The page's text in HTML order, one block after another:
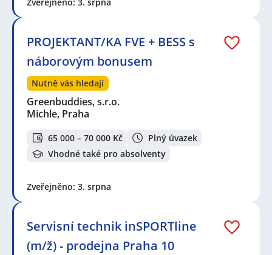
PROJEKTANT/KA FVE + BESS s
náborovým bonusem
Nutně vás hledají
Greenbuddies, s.r.o.
Michle, Praha
65 000 – 70 000 Kč
Plný úvazek
Vhodné také pro absolventy
Zveřejněno: 3. srpna
Servisní technik inSPORTline
(m/ž) - prodejna Praha 10